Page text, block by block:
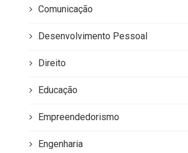
Comunicação
Desenvolvimento Pessoal
Direito
Educação
Empreendedorismo
Engenharia